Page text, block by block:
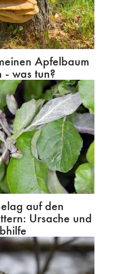
Apfelbaum
- was tun?
auf den
Ursache und